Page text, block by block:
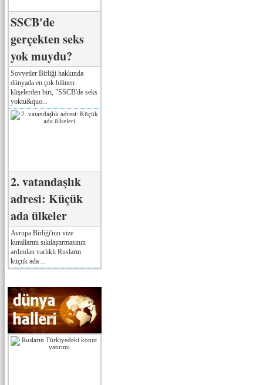
SSCB'de
gerçekten seks
yok muydu?
Sovyetler Birliği hakkında
dünyada en çok bilinen
klişelerden biri, "SSCB'de seks
yoktu&quo...
2. vatandaşlık
adresi: Küçük
ada ülkeler
Avrupa Birliği'nin vize
kurallarını sıkılaştırmasının
ardından varlıklı Rusların
küçük ada ...